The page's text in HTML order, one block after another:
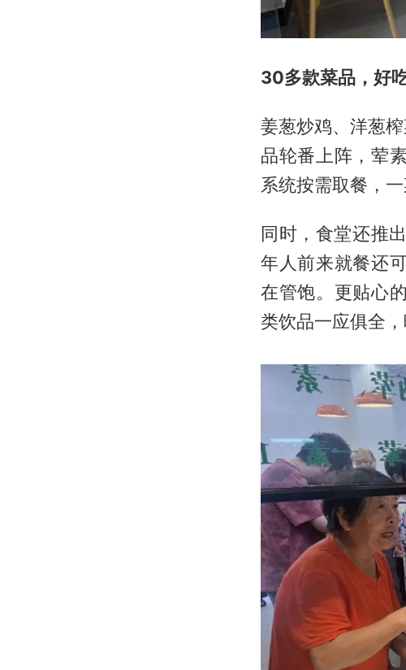
30多款菜品，好
姜葱炒鸡、洋葱
品轮番上阵，荤
系统按需取餐，一
同时，食堂还推
年人前来就餐还
在管饱。更贴心
类饮品一应俱全，